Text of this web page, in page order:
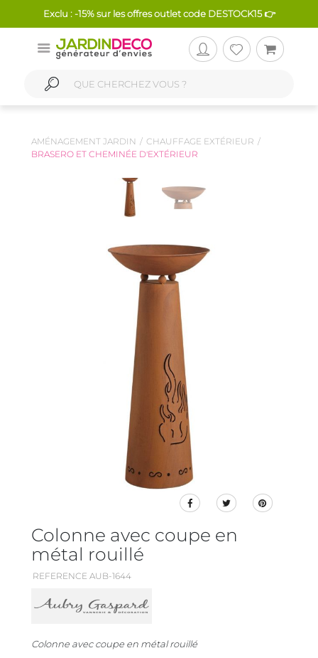
Exclu : -15% sur les offres outlet code DESTOCK15 👉
AMÉNAGEMENT JARDIN
CHAUFFAGE EXTÉRIEUR
BRASERO ET CHEMINÉE D'EXTÉRIEUR
Colonne avec coupe en
métal rouillé
REFERENCE AUB-1644
Colonne avec coupe en métal rouillé